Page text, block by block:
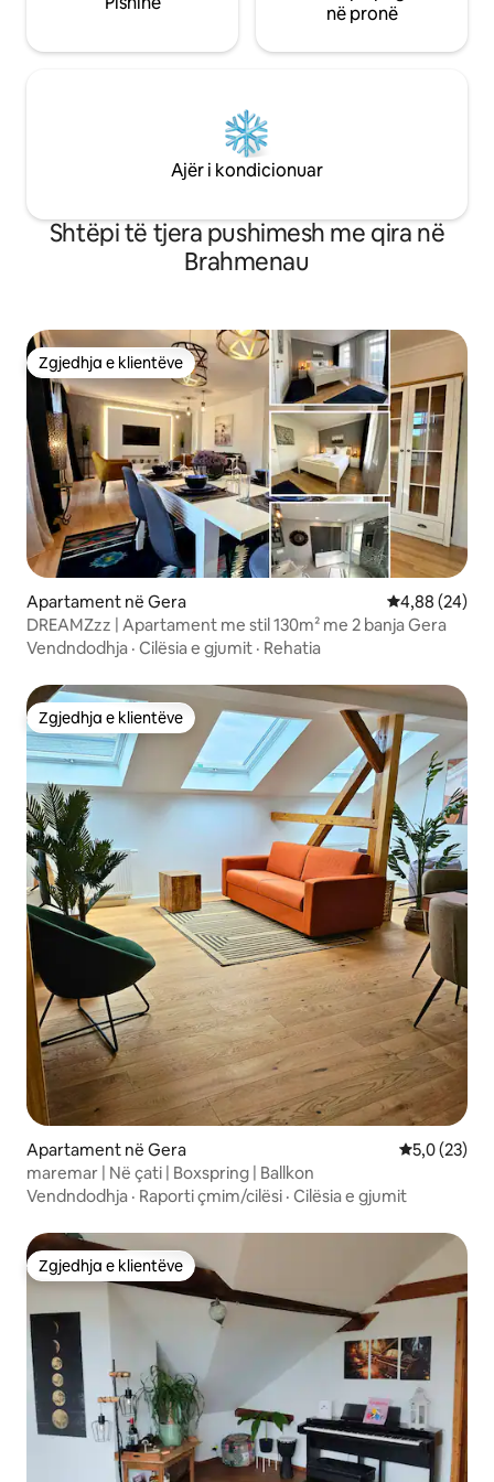
në pronë
Ajër i kondicionuar
Shtëpi të tjera pushimesh me qira në
Brahmenau
Zgjedhja e klientëve
Zgjedhja e klientëve
Apartament në Gera Vlerësimi
4,88 (24)
DREAMZzz | Apartament me stil 130m² me 2 banja Gera
Vendndodhja · Cilësia e gjumit · Rehatia
Zgjedhja e klientëve
Zgjedhja e klientëve
Apartament në Gera Vlerësimi
5,0 (23)
maremar | Në çati | Boxspring | Ballkon
Vendndodhja · Raporti çmim/cilësi · Cilësia e gjumit
Zgjedhja e klientëve
Zgjedhja e klientëve